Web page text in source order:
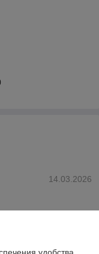
14.03.2026